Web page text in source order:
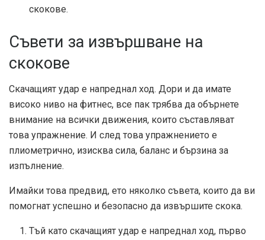
скокове.
Съвети за извършване на
скокове
Скачащият удар е напреднал ход. Дори и да имате
високо ниво на фитнес, все пак трябва да обърнете
внимание на всички движения, които съставляват
това упражнение. И след това упражнението е
плиометрично, изисква сила, баланс и бързина за
изпълнение.
Имайки това предвид, ето няколко съвета, които да ви
помогнат успешно и безопасно да извършите скока.
Тъй като скачащият удар е напреднал ход, първо